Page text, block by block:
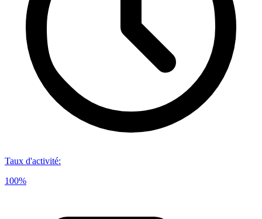
Taux d'activité:
100%